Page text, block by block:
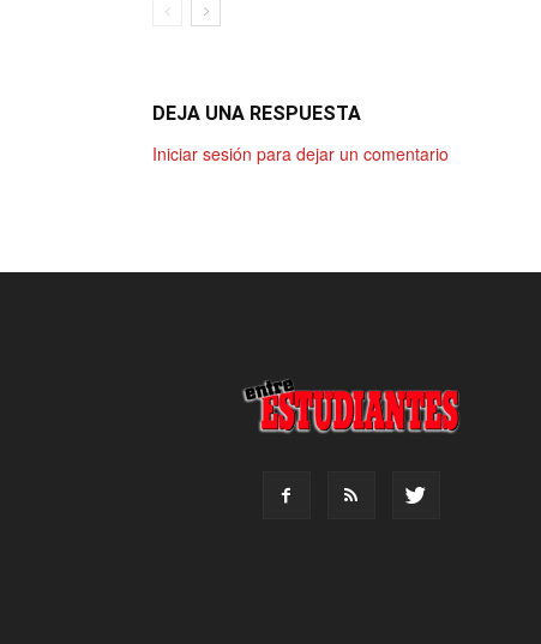
DEJA UNA RESPUESTA
Iniciar sesión para dejar un comentario